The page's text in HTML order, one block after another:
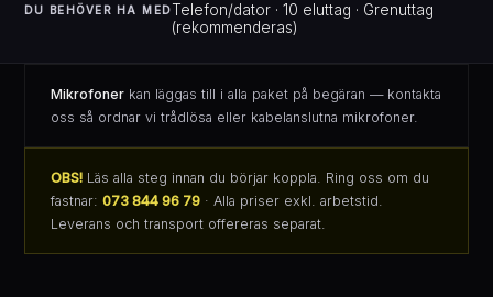
DU BEHÖVER HA MEDTelefon/dator · 10 eluttag · Grenuttag
(rekommenderas)
Mikrofonerkan läggas till i alla paket på begäran — kontakta
oss så ordnar vi trådlösa eller kabelanslutna mikrofoner.
OBS!Läs alla steg innan du börjar koppla. Ring oss om du
fastnar: 073 844 96 79· Alla priser exkl. arbetstid.
Leverans och transport offereras separat.